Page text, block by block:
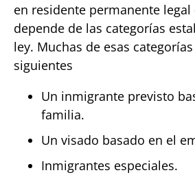
en residente permanente legal
depende de las categorías
ley. Muchas de esas
siguientes
Un inmigrante previsto
familia.
Un visado basado en el
Inmigrantes especiales.